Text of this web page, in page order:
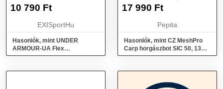
1369219-370 ZÖLD 1L
10 790 Ft
EXISportHu
Hasonlók, mint UNDER
ARMOUR-UA Flex
Speedpocket Run Belt-GRN
RÉSZES, 370 G
17 990 Ft
Pepita
Hasonlók, mint CZ MeshPro
Carp horgászbot SIC 50, 13
col, 3,5 lb, 2 részes, 370 g